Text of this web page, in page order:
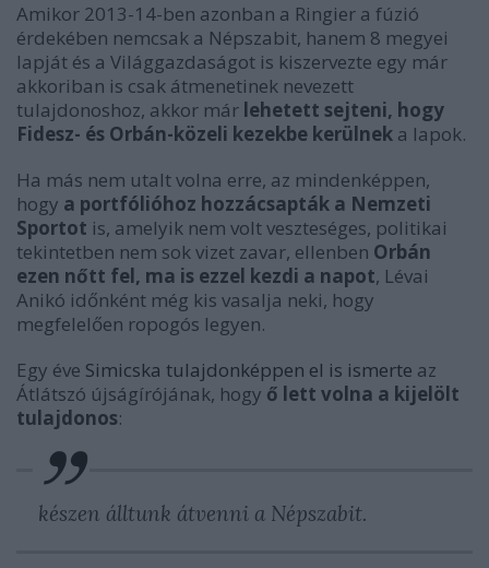
Amikor 2013-14-ben azonban a Ringier a fúzió
érdekében nemcsak a Népszabit, hanem 8 megyei
lapját és a Világgazdaságot is kiszervezte egy már
akkoriban is csak átmenetinek nevezett
tulajdonoshoz, akkor már lehetett sejteni, hogy
Fidesz- és Orbán-közeli kezekbe kerülnek a lapok.
Ha más nem utalt volna erre, az mindenképpen,
hogy a portfólióhoz hozzácsapták a Nemzeti
Sportot is, amelyik nem volt veszteséges, politikai
tekintetben nem sok vizet zavar, ellenben Orbán
ezen nőtt fel, ma is ezzel kezdi a napot, Lévai
Anikó időnként még kis vasalja neki, hogy
megfelelően ropogós legyen.
Egy éve Simicska tulajdonképpen el is ismerte az
Átlátszó újságírójának, hogy ő lett volna a kijelölt
tulajdonos:
készen álltunk átvenni a Népszabit.